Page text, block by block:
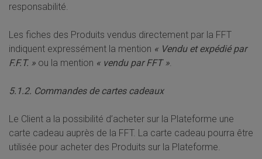
responsabilité.
Les fiches des Produits vendus directement par la FFT
indiquent expressément la mention « Vendu et expédié par
F.F.T. » ou la mention « vendu par FFT »
5.1.2. Commandes de cartes cadeaux
Le Client a la possibilité d’acheter sur la Plateforme une
carte cadeau auprès de la FFT. La carte cadeau pourra être
utilisée pour acheter des Produits sur la Plateforme.